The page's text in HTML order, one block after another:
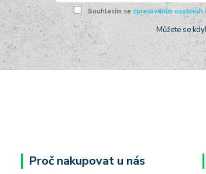
Souhlasím se zpracováním osobních
Můžete se
Proč nakupovat u nás